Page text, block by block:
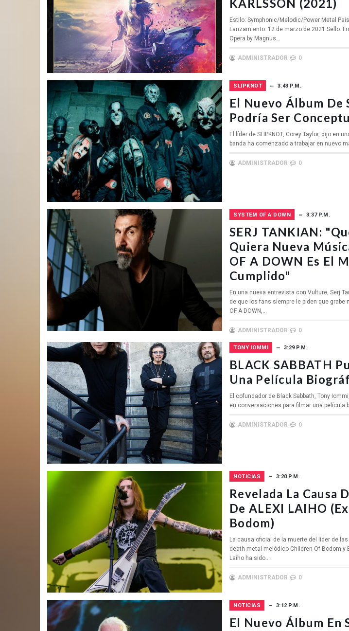
KARLSSON (2021)
Estilo: Symphonic/Melodic/Power Metal
Lanzamiento: 12 de marzo de 2021 Sello:
Opera by Magnus...
ADMINISTRADOR 0
SLIPKNOT 3:43 P.M.
El Nuevo Álbum De
Podría Ser
El líder de SLIPKNOT, Corey Taylor, dijo en
banda ha comenzado a trabajar en nuevo
ADMINISTRADOR 0
SYSTEM OF A DOWN 3:37 P.M.
SERJ TANKIAN:
Quiera Nueva
OF A DOWN Es El
Cumplido"
En una nueva entrevista con Vulture, Serj
de que los fans siempre le piden que grabe
OF A DOWN,...
ADMINISTRADOR 0
TONY IOMMI 3:29 P.M.
BLACK SABBATH
Una Película
El cofundador de Black Sabbath, Tony
en conversaciones para filmar una película
ADMINISTRADOR 0
NOTICIAS 3:20 P.M.
Revelada La Causa
De ALEXI LAIHO
Bodom)
La causa oficial de la muerte del líder de
death metal melódico Children Of Bodom y
Laiho ha sido...
ADMINISTRADOR 0
NOTICIAS 3:12 P.M.
El Nuevo Álbum En